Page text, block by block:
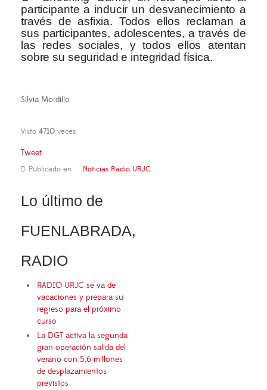
participante a inducir un desvanecimiento a
través de asfixia. Todos ellos reclaman a
sus participantes, adolescentes, a través de
las redes sociales, y todos ellos atentan
sobre su seguridad e integridad física.
Silvia Mordillo
Visto 4710 veces
Tweet
Publicado en Noticias Radio URJC
Lo último de
FUENLABRADA,
RADIO
RADIO URJC se va de
vacaciones y prepara su
regreso para el próximo
curso
La DGT activa la segunda
gran operación salida del
verano con 5,6 millones
de desplazamientos
previstos